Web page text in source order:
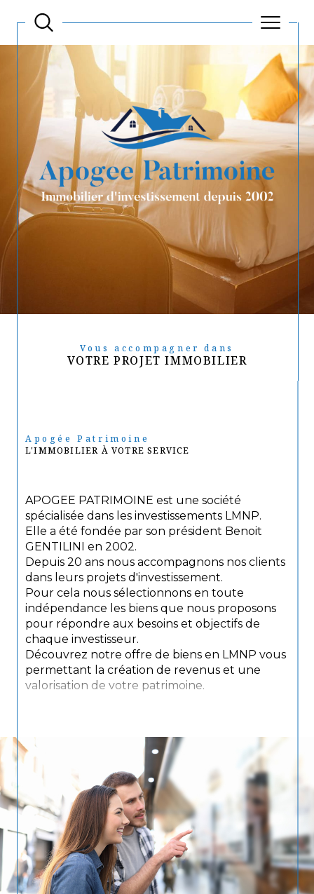
Vous accompagner dans
VOTRE PROJET IMMOBILIER
Apogée Patrimoine
L'IMMOBILIER À VOTRE SERVICE
APOGEE PATRIMOINE est une société
spécialisée dans les investissements LMNP.
Elle a été fondée par son président Benoit
GENTILINI en 2002.
Depuis 20 ans nous accompagnons nos clients
dans leurs projets d'investissement.
Pour cela nous sélectionnons en toute
indépendance les biens que nous proposons
pour répondre aux besoins et objectifs de
chaque investisseur.
Découvrez notre offre de biens en LMNP vous
permettant la création de revenus et une
valorisation de votre patrimoine.